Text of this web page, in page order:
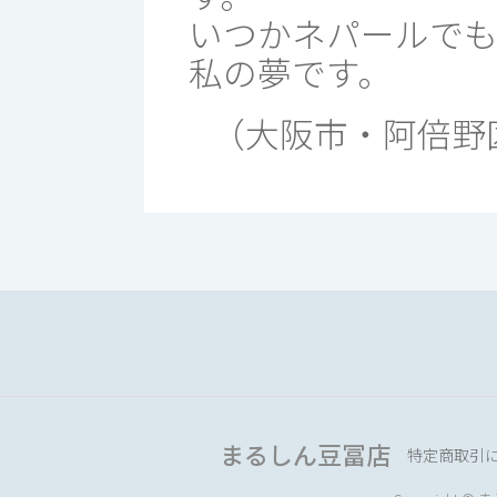
いつかネパールで
私の夢です。
（大阪市・阿
まるしん豆冨店 特定商取引